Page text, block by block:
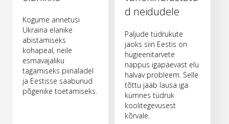
Kogume annetusi
Ukraina elanike
abistamiseks
kohapeal, neile
esmavajaliku
tagamiseks piirialadel
ja Eestisse saabunud
põgenike toetamiseks.
d neidudele
Paljude tüdrukute
jaoks siin Eestis on
hügieenitarvete
nappus igapäevast elu
halvav probleem. Selle
tõttu jääb lausa iga
kümnes tüdruk
koolitegevusest
kõrvale.